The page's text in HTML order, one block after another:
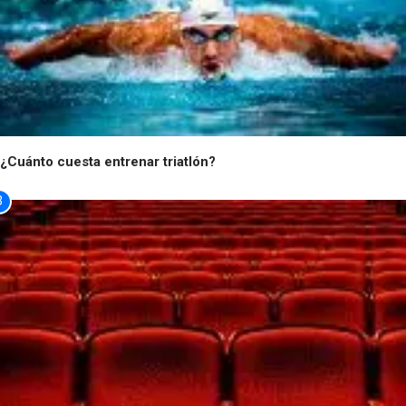
¿Cuánto cuesta entrenar triatlón?